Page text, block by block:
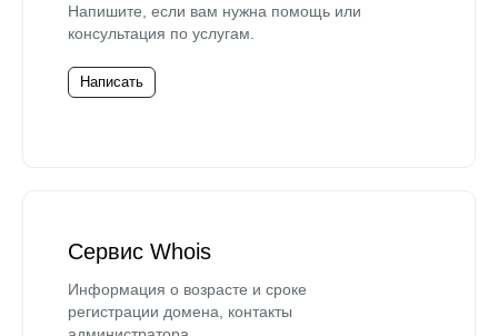
Напишите, если вам нужна помощь или
консультация по услугам.
Написать
Сервис Whois
Информация о возрасте и сроке
регистрации домена, контакты